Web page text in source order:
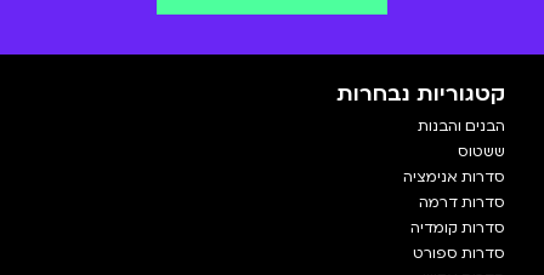
קטגוריות נבחרות
הבנים והבנות
ששטוס
סדרות אנימציה
סדרות דרמה
סדרות קומדיה
סדרות ספורט